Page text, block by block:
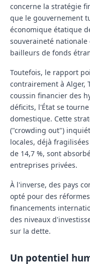
concerne la stratégie
que le gouvernement
économique étatique
souveraineté
bailleurs de fonds
Toutefois, le rapport
contrairement à Alger,
coussin financier des
déficits, l'État se
domestique. Cette
("crowding out")
locales, déjà
de 14,7 %, sont
entreprises privées.
À l'inverse, des pays
opté pour des
financements
des niveaux
sur la dette.
Un potentiel